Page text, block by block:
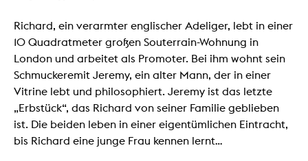
Richard, ein verarmter englischer Adeliger, lebt in einer
10 Quadratmeter großen Souterrain-Wohnung in
London und arbeitet als Promoter. Bei ihm wohnt sein
Schmuckeremit Jeremy, ein alter Mann, der in einer
Vitrine lebt und philosophiert. Jeremy ist das letzte
„Erbstück“, das Richard von seiner Familie geblieben
ist. Die beiden leben in einer eigentümlichen Eintracht,
bis Richard eine junge Frau kennen lernt...